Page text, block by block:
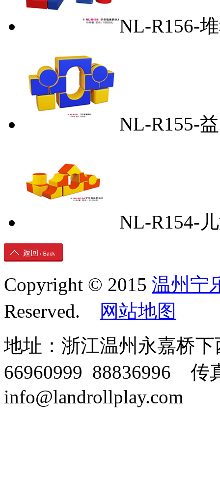
NL-R156-
NL-R155-
NL-R154-
Copyright © 2015 温州宁
Reserved.
网站地图
地址：浙江温州永嘉桥
66960999 88836996 传
info@landrollplay.com